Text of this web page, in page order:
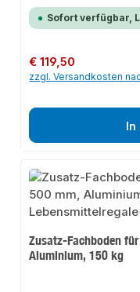
Sofort verfügbar,
Regulärer Preis:
€ 119,50
zzgl. Versandkosten
Zusatz-Fachboden
Aluminium, 150 kg